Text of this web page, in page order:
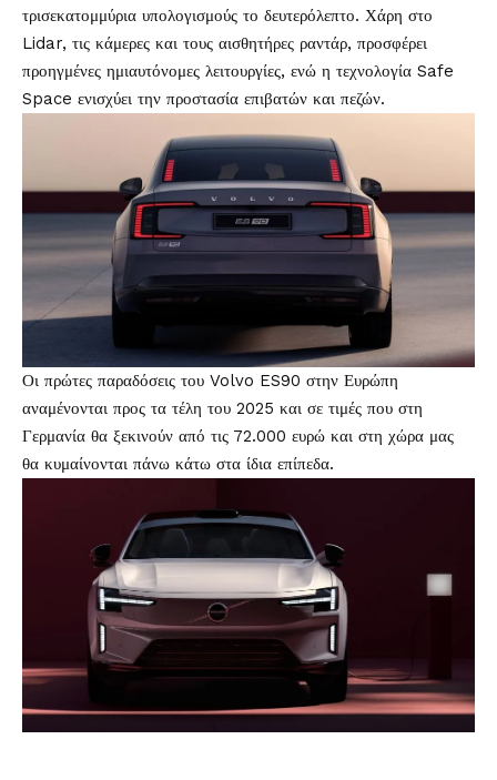
τρισεκατομμύρια υπολογισμούς το δευτερόλεπτο. Χάρη στο
Lidar, τις κάμερες και τους αισθητήρες ραντάρ, προσφέρει
προηγμένες ημιαυτόνομες λειτουργίες, ενώ η τεχνολογία Safe
Space ενισχύει την προστασία επιβατών και πεζών.
Οι πρώτες παραδόσεις του Volvo ES90 στην Ευρώπη
αναμένονται προς τα τέλη του 2025 και σε τιμές που στη
Γερμανία θα ξεκινούν από τις 72.000 ευρώ και στη χώρα μας
θα κυμαίνονται πάνω κάτω στα ίδια επίπεδα.